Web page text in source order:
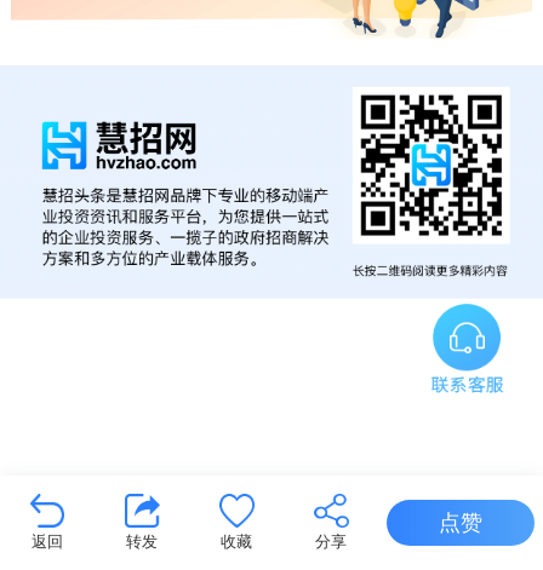
返回 转发 收藏 分享
点赞